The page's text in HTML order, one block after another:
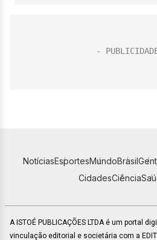
NotíciasEsportesMundoBrasil
CidadesCiência
A ISTOÉ PUBLICAÇÕES LTDA é um portal
vinculação editorial e societária com a